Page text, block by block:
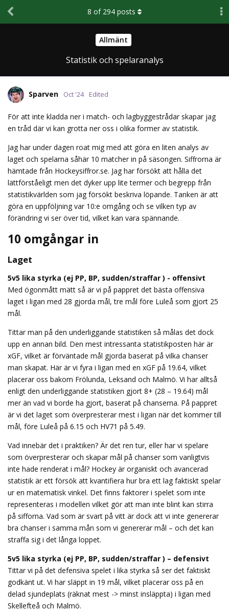
Allmänt
Statistik och spelaranalys
8 of 294 posts
Sparven Oct '24 Edited
För att inte kladda ner i match- och lagbyggestrådar skapar jag
en tråd där vi kan grotta ner oss i olika former av statistik.
Jag har under dagen roat mig med att göra en liten analys av
laget och spelarna såhär 10 matcher in på säsongen. Siffrorna är
hämtade från Hockeysiffror.se. Jag har försökt att hålla det
lättförståeligt men det dyker upp lite termer och begrepp från
statistikvärlden som jag försökt beskriva löpande. Tanken är att
göra en uppföljning var 10:e omgång och se vilken typ av
förändring vi ser över tid, vilket kan vara spännande.
10 omgångar in
Laget
5v5 lika styrka (ej PP, BP, sudden/straffar ) - offensivt
Med ögonmått mätt så är vi på pappret det bästa offensiva
laget i ligan med 28 gjorda mål, tre mål före Luleå som gjort 25
mål.
Tittar man på den underliggande statistiken så målas det dock
upp en annan bild. Den mest intressanta statistikposten här är
xGF, vilket är förväntade mål gjorda baserat på vilka chanser
man skapat. Här är vi fyra i ligan med en xGF på 19.64, vilket
placerar oss bakom Frölunda, Leksand och Malmö. Vi har alltså
enligt den underliggande statistiken gjort 8+ (28 – 19.64) mål
mer än vad vi borde ha gjort, baserat på chanserna. På pappret
är vi det laget som överpresterar mest i ligan när det kommer till
mål, före Luleå på 6.15 och HV71 på 5.49.
Vad innebär det i praktiken? Är det ren tur, eller har vi spelare
som överpresterar och skapar mål på chanser som vanligtvis
inte hade renderat i mål? Hockey är organiskt och avancerad
statistik är ett försök att kvantifiera hur bra ett lag faktiskt spelar
ur en matematisk vinkel. Det finns faktorer i spelet som inte
representeras i modellen vilket gör att man inte blint kan stirra
på sifforna. Vad som är svart på vitt är dock att vi inte genererar
bra chanser i samma mån som vi genererar mål – och det kan
straffa sig i det långa loppet.
5v5 lika styrka (ej PP, BP, sudden/straffar ) – defensivt
Tittar vi på det defensiva spelet i lika styrka så ser det faktiskt
godkänt ut. Vi har släppt in 19 mål, vilket placerar oss på en
delad sjundeplats (räknat mest -> minst insläppta) i ligan med
Skellefteå och Malmö.